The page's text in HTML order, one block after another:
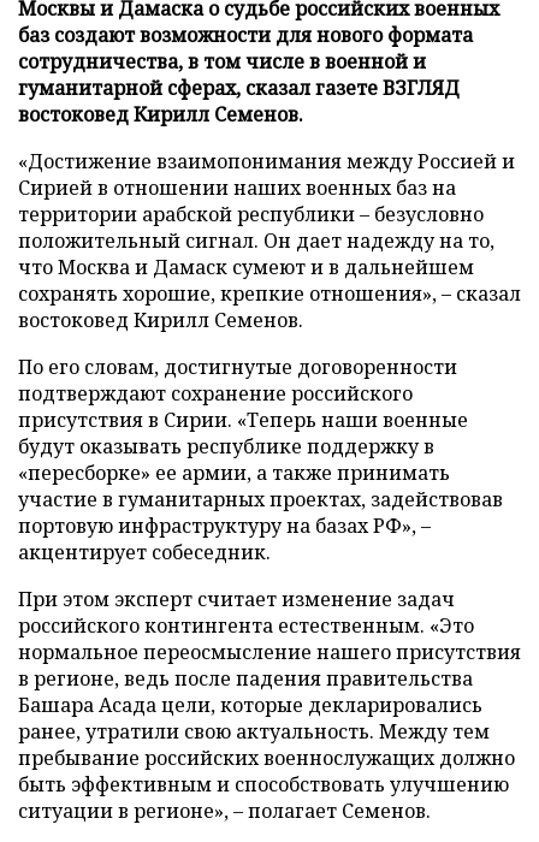
Москвы и Дамаска о судьбе российских военных
баз создают возможности для нового формата
сотрудничества, в том числе в военной и
гуманитарной сферах, сказал газете ВЗГЛЯД
востоковед Кирилл Семенов.
«Достижение взаимопонимания между Россией и
Сирией в отношении наших военных баз на
территории арабской республики – безусловно
положительный сигнал. Он дает надежду на то,
что Москва и Дамаск сумеют и в дальнейшем
сохранять хорошие, крепкие отношения», – сказал
востоковед Кирилл Семенов.
По его словам, достигнутые договоренности
подтверждают сохранение российского
присутствия в Сирии. «Теперь наши военные
будут оказывать республике поддержку в
«пересборке» ее армии, а также принимать
участие в гуманитарных проектах, задействовав
портовую инфраструктуру на базах РФ», –
акцентирует собеседник.
При этом эксперт считает изменение задач
российского контингента естественным. «Это
нормальное переосмысление нашего присутствия
в регионе, ведь после падения правительства
Башара Асада цели, которые декларировались
ранее, утратили свою актуальность. Между тем
пребывание российских военнослужащих должно
быть эффективным и способствовать улучшению
ситуации в регионе», – полагает Семенов.